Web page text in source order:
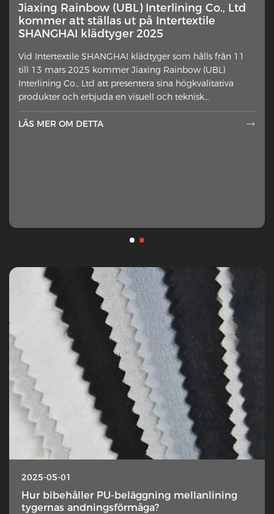
Interlining — Varför hamnar detta dolda
lager plötsligt i rampljuset?
Ett subtilt inslag i klädtillverkning får förnyat
uppmärksamhet från designers, hemsömmer och
branschkommentatorer. Det extra tyglagret placerat mot
fel sida av yttre material ha
Jiaxing Rainbow (UBL) Interlining Co., Ltd
kommer att ställas ut på Intertextile
SHANGHAI klädtyger 2025
Vid Intertextile SHANGHAI klädtyger som hålls från 11
till 13 mars 2025 kommer Jiaxing Rainbow (UBL)
Interlining Co., Ltd att presentera sina högkvalitativa
produkter och erbjuda en visuell och teknisk
LÄS MER OM DETTA

2025-05-01
Hur bibehåller PU-beläggning mellanlining
tygernas andningsförmåga?